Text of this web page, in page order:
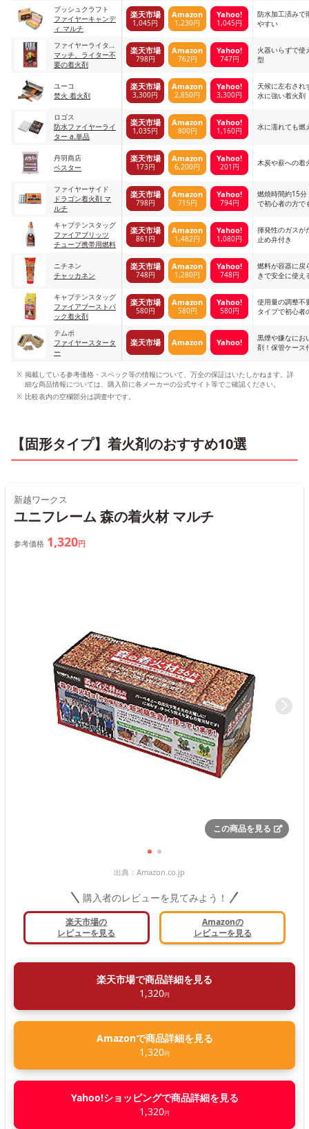
ブッシュクラフト
ファイヤーキャンデ
ィ マルチ
楽天市場
1,045円
Amazon
1,230円
Yahoo!
1,045円
防水加工済みで
やすい
ファイヤーライター
ズ
マッチ、ライター不
要の着火剤
楽天市場
798円
Amazon
762円
Yahoo!
747円
火器いらずで使
型
ユーコ
焚火 着火剤
楽天市場
3,300円
Amazon
2,850円
Yahoo!
3,300円
天候に左右され
水に強い着火剤
ロゴス
防水ファイヤーライ
ター a.単品
楽天市場
1,035円
Amazon
800円
Yahoo!
1,160円 水に濡れても燃
丹羽商店
ベスター
楽天市場
173円
Amazon
6,200円
Yahoo!
201円 木炭や薪への着
ファイヤーサイド
ドラゴン着火剤 マ
ルチ
楽天市場
798円
Amazon
715円
Yahoo!
794円
燃焼時間約15
で初心者の方で
キャプテンスタッグ
ファイアブリッツ
チューブ携帯用燃料
楽天市場
861円
Amazon
1,482円
Yahoo!
1,080円
揮発性のガスが
止め弁付き
ニチネン
チャッカネン
楽天市場
748円
Amazon
1,280円
Yahoo!
748円
燃料が容器に戻
きで安全に使え
キャプテンスタッグ
ファイアブーストパ
ック着火剤
楽天市場
580円
Amazon
580円
Yahoo!
580円
使用量の調整不
タイプで初心者
テムポ
ファイヤースタータ
ー
楽天市場 Amazon Yahoo!
黒煙や嫌なにお
剤！保管ケース
掲載している参考価格・スペック等の情報について、万全の保証はいたしかねます。詳
細な商品情報については、購入前に各メーカーの公式サイト等でご確認ください。
比較表内の空欄部分は調査中です。
【固形タイプ】着火剤のおすすめ10選
新越ワークス
ユニフレーム 森の着火材 マルチ
参考価格 1,320円
この商品を見る
出典： Amazon.co.jp
購入者のレビューを見てみよう！
楽天市場の
レビューを見る
Amazonの
レビューを見る
楽天市場で商品詳細を見る
1,320円
Amazonで商品詳細を見る
1,320円
Yahoo!ショッピングで商品詳細を見る
1,320円